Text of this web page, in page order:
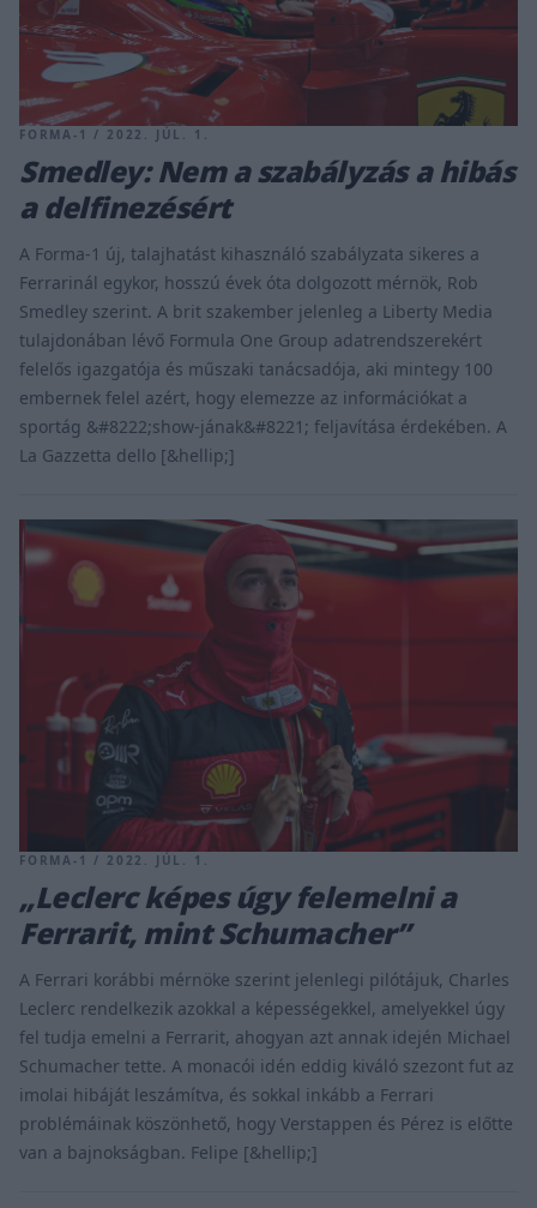
FORMA-1 / 2022. JÚL. 1.
Smedley: Nem a szabályzás a hibás
a delfinezésért
A Forma-1 új, talajhatást kihasználó szabályzata sikeres a
Ferrarinál egykor, hosszú évek óta dolgozott mérnök, Rob
Smedley szerint. A brit szakember jelenleg a Liberty Media
tulajdonában lévő Formula One Group adatrendszerekért
felelős igazgatója és műszaki tanácsadója, aki mintegy 100
embernek felel azért, hogy elemezze az információkat a
sportág &#8222;show-jának&#8221; feljavítása érdekében. A
La Gazzetta dello [&hellip;]
FORMA-1 / 2022. JÚL. 1.
„Leclerc képes úgy felemelni a
Ferrarit, mint Schumacher”
A Ferrari korábbi mérnöke szerint jelenlegi pilótájuk, Charles
Leclerc rendelkezik azokkal a képességekkel, amelyekkel úgy
fel tudja emelni a Ferrarit, ahogyan azt annak idején Michael
Schumacher tette. A monacói idén eddig kiváló szezont fut az
imolai hibáját leszámítva, és sokkal inkább a Ferrari
problémáinak köszönhető, hogy Verstappen és Pérez is előtte
van a bajnokságban. Felipe [&hellip;]